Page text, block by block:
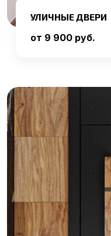
УЛИЧНЫЕ ДВЕРИ
от 9 900 руб.